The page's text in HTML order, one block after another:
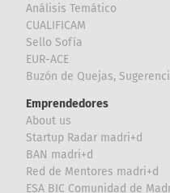
Análisis Temático
CUALIFICAM
Sello Sofía
EUR-ACE
Buzón de Quejas,
Emprendedores
About us
Startup Radar madri+d
BAN madri+d
Red de Mentores madri+d
ESA BIC Comunidad de